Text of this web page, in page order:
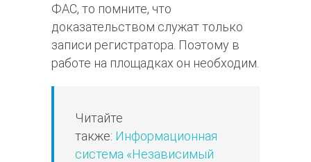
ФАС, то помните, что
доказательством служат только
записи регистратора. Поэтому в
работе на площадках он необходим.
Читайте
также: Информационная
система «Независимый